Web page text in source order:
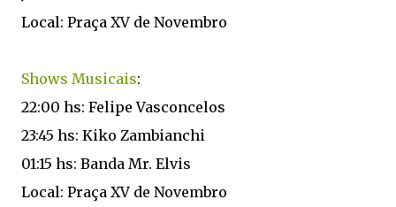
Local: Praça XV de Novembro
Shows Musicais:
22:00 hs: Felipe Vasconcelos
23:45 hs: Kiko Zambianchi
01:15 hs: Banda Mr. Elvis
Local: Praça XV de Novembro